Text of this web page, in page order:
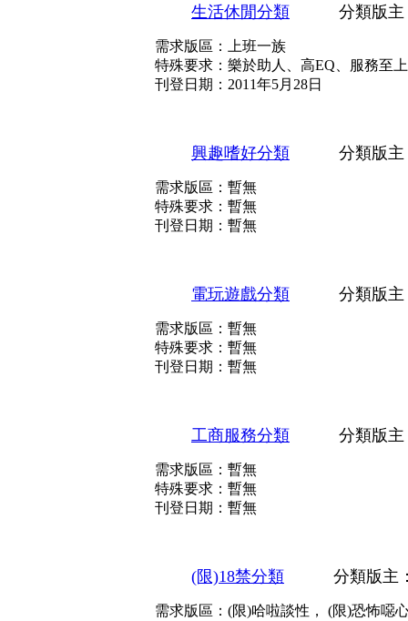
生活休閒分類 分類版主
需求版區：上班一族
特殊要求：樂於助人、高EQ、服務至
刊登日期：2011年5月28日
興趣嗜好分類 分類版主
需求版區：暫無
特殊要求：暫無
刊登日期：暫無
電玩遊戲分類 分類版主
需求版區：暫無
特殊要求：暫無
刊登日期：暫無
工商服務分類 分類版主
需求版區：暫無
特殊要求：暫無
刊登日期：暫無
(限)18禁分類 分類版主
需求版區：(限)哈啦談性， (限)恐怖噁